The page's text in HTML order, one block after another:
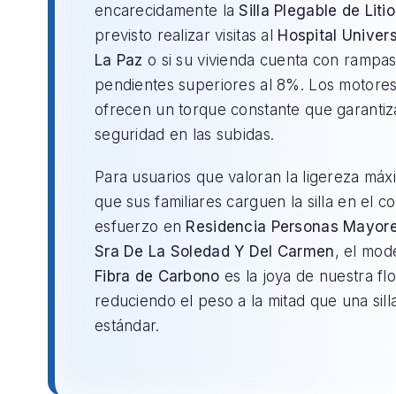
encarecidamente laSilla Plegable de Litio
previsto realizar visitas al Hospital
La Paz o si su vivienda cuenta con
pendientes superiores al 8%. Los
ofrecen un torque constante que
seguridad en las subidas.
Para usuarios que valoran la ligereza
que sus familiares carguen la silla en el
esfuerzo en Residencia Personas
Sra De La Soledad Y Del Carmen, el
Fibra de Carbono es la joya de nuestra
reduciendo el peso a la mitad que una
estándar.